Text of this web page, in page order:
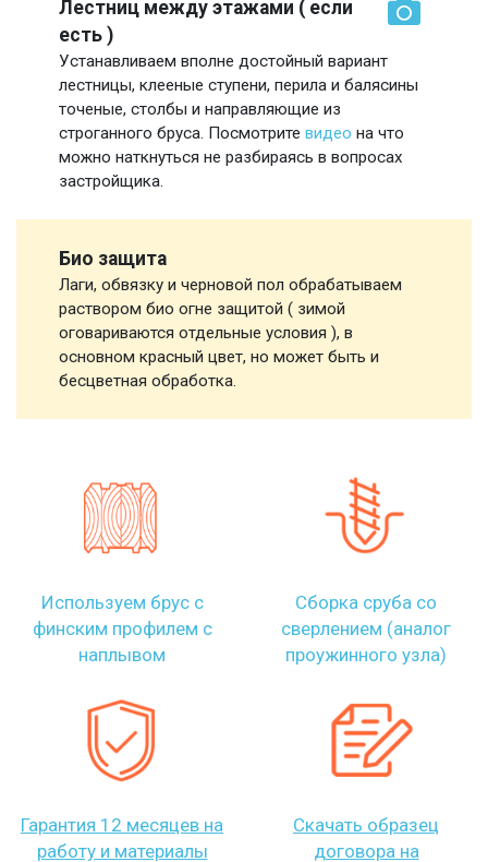
Лестниц между этажами ( если
есть )
Устанавливаем вполне достойный вариант
лестницы, клееные ступени, перила и балясины
точеные, столбы и направляющие из
строганного бруса. Посмотрите видео на что
можно наткнуться не разбираясь в вопросах
застройщика.
Био защита
Лаги, обвязку и черновой пол обрабатываем
раствором био огне защитой ( зимой
оговариваются отдельные условия ), в
основном красный цвет, но может быть и
бесцветная обработка.
Используем брус с
финским профилем с
наплывом
Сборка сруба со
сверлением (аналог
проужинного узла)
Гарантия 12 месяцев на
работу и материалы
Скачать образец
договора на